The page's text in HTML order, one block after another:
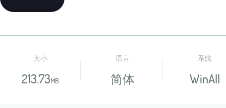
大小
213.73MB
语言
简体
系统
WinAll